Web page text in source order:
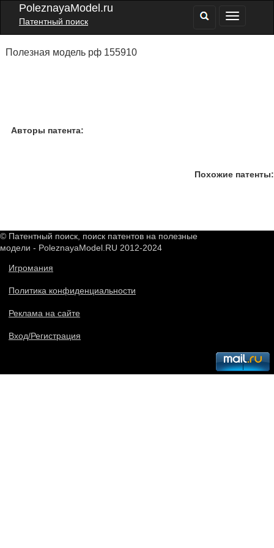
PoleznayaModel.ru
Патентный поиск
Полезная модель рф 155910
Авторы патента:
Похожие патенты:
© Патентный поиск, поиск патентов на полезные
модели - PoleznayaModel.RU 2012-2024
Игромания
Политика конфиденциальности
Реклама на сайте
Вход/Регистрация